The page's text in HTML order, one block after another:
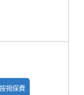
按揭保費